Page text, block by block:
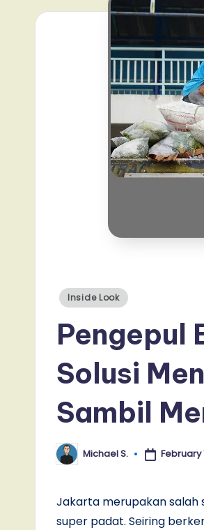
Posted
Inside Look
Pengepul
Solusi
Sambil
Posted
by
Michael S. February
Jakarta merupakan salah
super padat. Seiring